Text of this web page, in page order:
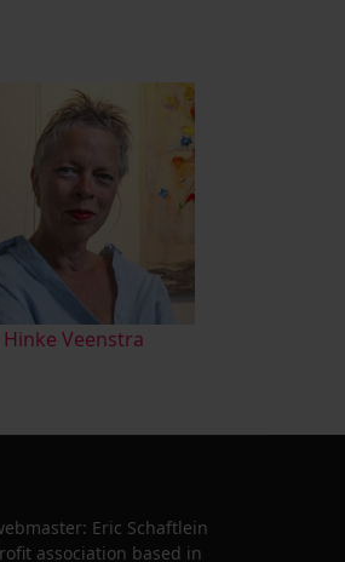
Hinke Veenstra
Eric Schaftlein
association based in